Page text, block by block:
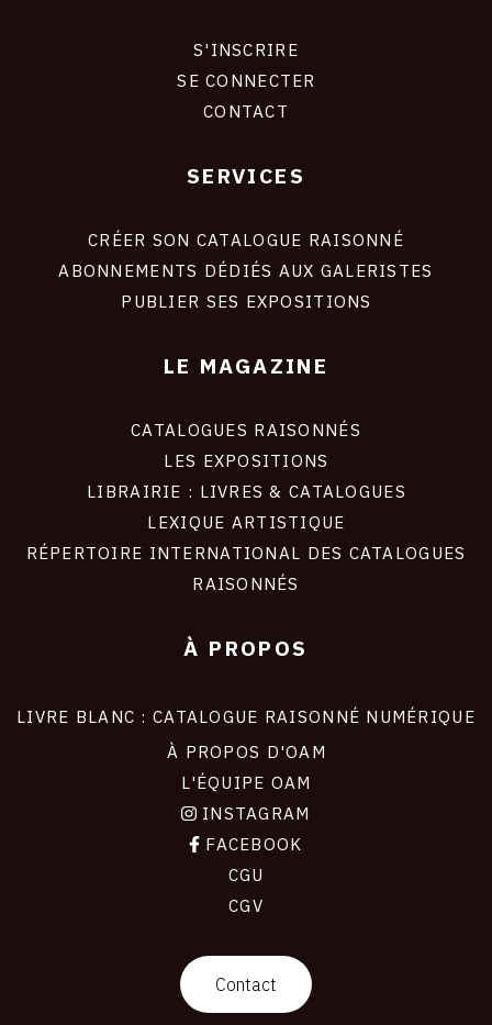
S'INSCRIRE
SE CONNECTER
CONTACT
SERVICES
CRÉER SON CATALOGUE RAISONNÉ
ABONNEMENTS DÉDIÉS AUX GALERISTES
PUBLIER SES EXPOSITIONS
LE MAGAZINE
CATALOGUES RAISONNÉS
LES EXPOSITIONS
LIBRAIRIE : LIVRES & CATALOGUES
LEXIQUE ARTISTIQUE
RÉPERTOIRE INTERNATIONAL DES CATALOGUES
RAISONNÉS
À PROPOS
LIVRE BLANC : CATALOGUE RAISONNÉ NUMÉRIQUE
À PROPOS D'OAM
L'ÉQUIPE OAM
INSTAGRAM
FACEBOOK
CGU
CGV
Contact